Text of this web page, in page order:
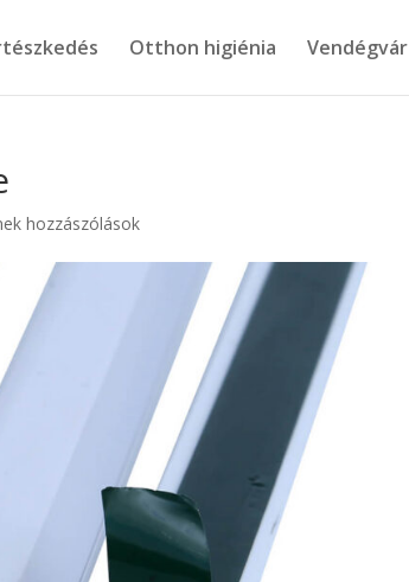
Otthon higiénia
hozzászólások